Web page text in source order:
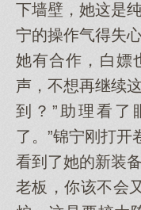
下墙壁，她这是
宁的操作气得失
她有合作，白嫖
声，不想再继续
到？”助理看了
了。”锦宁刚打开
看到了她的新装
老板，你该不会